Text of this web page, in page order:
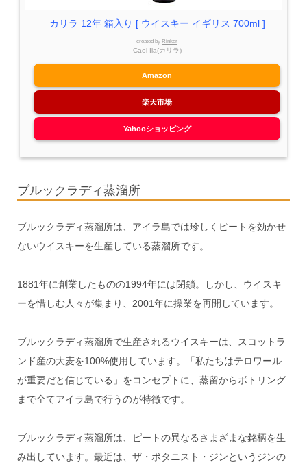
カリラ 12年 箱入り [ ウイスキー イギリス 700ml ]
created by Rinker
Caol Ila(カリラ)
Amazon
楽天市場
Yahooショッピング
ブルックラディ蒸溜所
ブルックラディ蒸溜所は、アイラ島では珍しくピートを効かせ
ないウイスキーを生産している蒸溜所です。
1881年に創業したものの1994年には閉鎖。しかし、ウイスキ
ーを惜しむ人々が集まり、2001年に操業を再開しています。
ブルックラディ蒸溜所で生産されるウイスキーは、スコットラ
ンド産の大麦を100%使用しています。「私たちはテロワール
が重要だと信じている」をコンセプトに、蒸留からボトリング
まで全てアイラ島で行うのが特徴です。
ブルックラディ蒸溜所は、ピートの異なるさまざまな銘柄を生
み出しています。最近は、ザ・ボタニスト・ジンというジンの